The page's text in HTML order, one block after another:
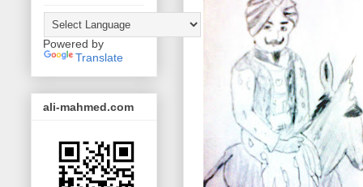
Powered by
Translate
ali-mahmed.com